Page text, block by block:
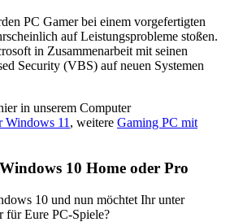
PC Gamer bei einem vorgefertigten
auf Leistungsprobleme stoßen.
in Zusammenarbeit mit seinen
Security (VBS) auf neuen Systemen
in unserem Computer
Windows 11 , weitere Gaming PC mit
10 Home oder Pro
10 und nun möchtet Ihr unter
für Eure PC-Spiele?